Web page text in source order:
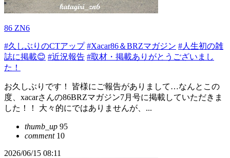
86 ZN6
#久しぶりのCTアップ #Xacar86＆BRZマガジン #人生初の雑
誌に掲載😊 #近況報告 #取材・掲載ありがとうございまし
た！
お久しぶりです！ 皆様にご報告がありまして…なんとこの
度、xacarさんの86BRZマガジン7月号に掲載していただきま
した！！ 大々的にではありませんが、...
thumb_up 95
comment10
2026/06/15 08:11